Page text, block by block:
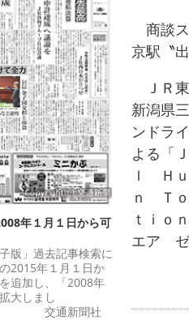
年１月１日から可
」過去記事検索に
2015年１月１日か
追加し、「2008年
大しまし
新聞社
商談
京駅〝
ＪＲ
新潟県
ンドラ
よる「
ｌ Ｈ
ｎ Ｔ
ｔｉｏ
エア ゼ